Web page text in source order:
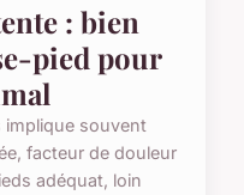
: bien
pied pour
implique souvent
facteur de douleur
adéquat, loin